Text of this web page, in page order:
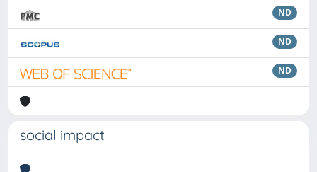
ND
ND
ND
social impact